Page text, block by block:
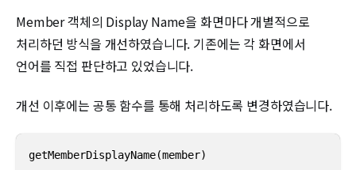
Member 객체의 Display Name을 화면마다 개별적으로
처리하던 방식을 개선하였습니다. 기존에는 각 화면에서
언어를 직접 판단하고 있었습니다.
개선 이후에는 공통 함수를 통해 처리하도록 변경하였습니다.
getMemberDisplayName(member)